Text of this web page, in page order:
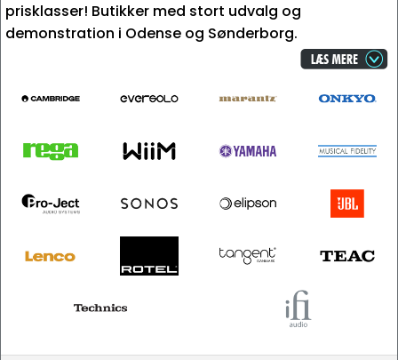
prisklasser! Butikker med stort udvalg og
demonstration i Odense og Sønderborg.